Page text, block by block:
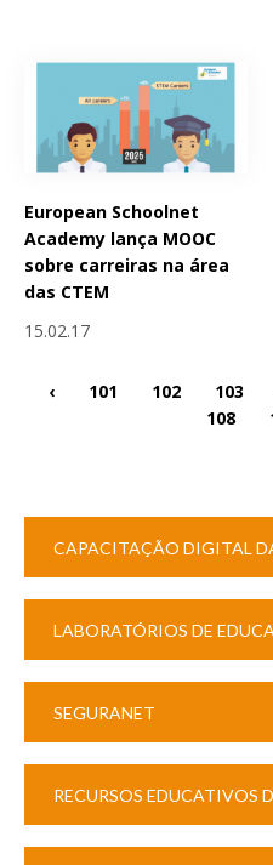
European Schoolnet
Academy lança MOOC
sobre carreiras na área
das CTEM
15.02.17
‹ 101 102 103
108
CAPACITAÇÃO DIGITAL
LABORATÓRIOS DE
SEGURANET
RECURSOS EDUCATIVOS